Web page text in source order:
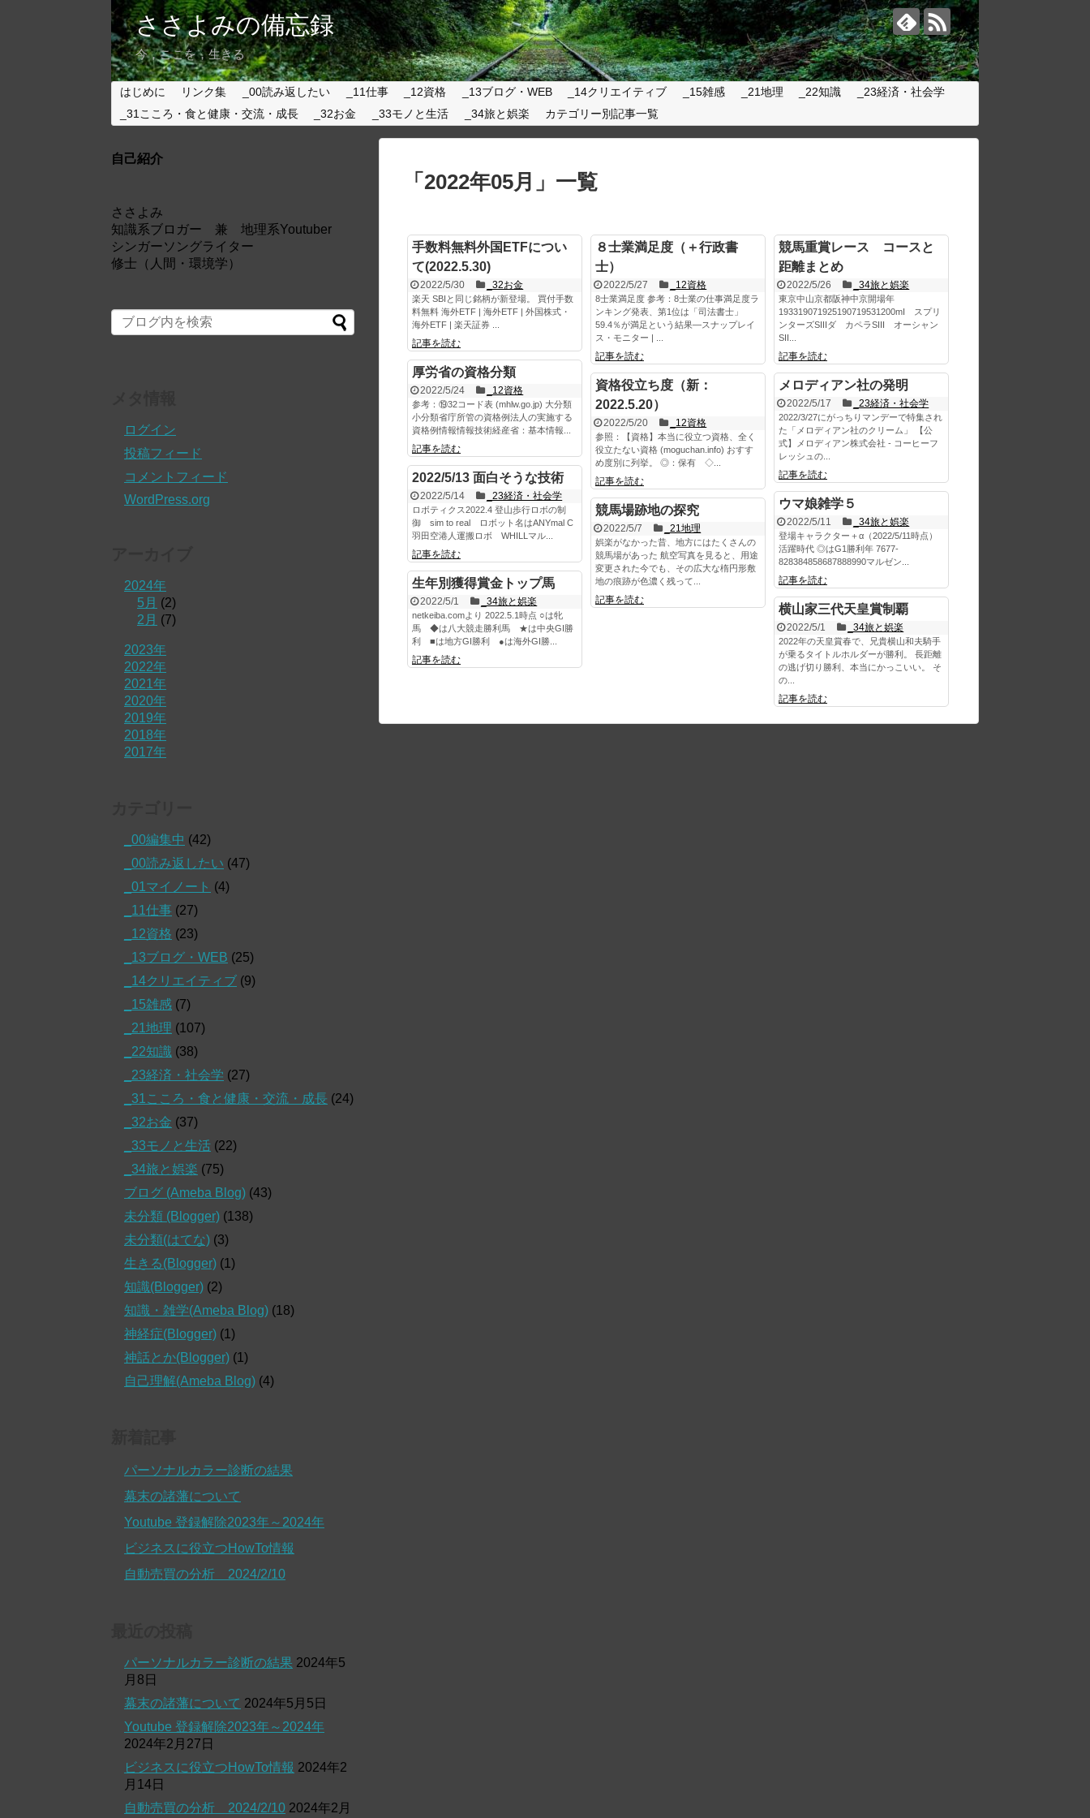
ささよみの備忘録
今，ここを，生きる
はじめに リンク集 _00読み返したい _11仕事 _12資格 _13ブログ・WEB _14クリエイティブ _15雑感 _21地理 _22知識
_23経済・社会学
_31こころ・食と健康・交流・成長
_32お金 _33モノと生活 _34旅と娯楽 カテゴリー別記事一覧
「 2022年05月 」 一覧
手数料無料外国ETFについ
て(2022.5.30)
2022/5/30 _32お金
楽天 SBIと同じ銘柄が新登場。 買付手数
料無料 海外ETF | 海外ETF | 外国株式・
海外ETF | 楽天証券 ...
記事を読む
８士業満足度（＋行政書
士）
2022/5/27 _12資格
8士業満足度 参考：8士業の仕事満足度ラ
ンキング発表、第1位は「司法書士」
59.4％が満足という結果―スナップレイ
ス・モニター | ...
記事を読む
競馬重賞レース コースと
距離まとめ
2022/5/26 _34旅と娯楽
東京中山京都阪神中京開場年
193319071925190719531200mI スプリ
ンターズSIIIダ カペラSIII オーシャン
SII...
記事を読む
厚労省の資格分類
2022/5/24 _12資格
参考：⑲32コード表 (mhlw.go.jp) 大分類
小分類省庁所管の資格例法人の実施する
資格例情報情報技術経産省：基本情報...
記事を読む
資格役立ち度（新：
2022.5.20）
2022/5/20 _12資格
参照：【資格】本当に役立つ資格、全く
役立たない資格 (moguchan.info) おすす
め度別に列挙。 ◎：保有 ◇...
記事を読む
メロディアン社の発明
2022/5/17 _23経済・社会学
2022/3/27にがっちりマンデーで特集され
た「メロディアン社のクリーム」 【公
式】メロディアン株式会社 - コーヒーフ
レッシュの...
記事を読む
2022/5/13 面白そうな技術
2022/5/14 _23経済・社会学
ロボティクス2022.4 登山歩行ロボの制
御 sim to real ロボット名はANYmal C
羽田空港人運搬ロボ WHILLマル...
記事を読む
ウマ娘雑学５
2022/5/11 _34旅と娯楽
登場キャラクター＋α（2022/5/11時点）
活躍時代 ◎はG1勝利年 7677-
828384858687888990マルゼン...
記事を読む
競馬場跡地の探究
2022/5/7 _21地理
娯楽がなかった昔、地方にはたくさんの
競馬場があった 航空写真を見ると、用途
変更された今でも、その広大な楕円形敷
地の痕跡が色濃く残って...
記事を読む
生年別獲得賞金トップ馬
2022/5/1 _34旅と娯楽
netkeiba.comより 2022.5.1時点 ○は牝
馬 ◆は八大競走勝利馬 ★は中央GI勝
利 ■は地方GI勝利 ●は海外GI勝...
記事を読む
横山家三代天皇賞制覇
2022/5/1 _34旅と娯楽
2022年の天皇賞春で、兄貴横山和夫騎手
が乗るタイトルホルダーが勝利。 長距離
の逃げ切り勝利、本当にかっこいい。 そ
の...
記事を読む
自己紹介
ささよみ
知識系ブロガー 兼 地理系Youtuber
シンガーソングライター
修士（人間・環境学）
ログイン
投稿フィード
コメントフィード
WordPress.org
2024年
5月 (2)
2月 (7)
2023年
2022年
2021年
2020年
2019年
2018年
2017年
_00編集中 (42)
_00読み返したい (47)
_01マイノート (4)
_11仕事 (27)
_12資格 (23)
_13ブログ・WEB (25)
_14クリエイティブ (9)
_15雑感 (7)
_21地理 (107)
_22知識 (38)
_23経済・社会学 (27)
_31こころ・食と健康・交流・成長 (24)
_32お金 (37)
_33モノと生活 (22)
_34旅と娯楽 (75)
ブログ (Ameba Blog) (43)
未分類 (Blogger) (138)
未分類(はてな) (3)
生きる(Blogger) (1)
知識(Blogger) (2)
知識・雑学(Ameba Blog) (18)
神経症(Blogger) (1)
神話とか(Blogger) (1)
自己理解(Ameba Blog) (4)
パーソナルカラー診断の結果
幕末の諸藩について
Youtube 登録解除2023年～2024年
ビジネスに役立つHowTo情報
自動売買の分析 2024/2/10
パーソナルカラー診断の結果 2024年5
月8日
幕末の諸藩について 2024年5月5日
Youtube 登録解除2023年～2024年
2024年2月27日
ビジネスに役立つHowTo情報 2024年2
月14日
自動売買の分析 2024/2/10 2024年2月